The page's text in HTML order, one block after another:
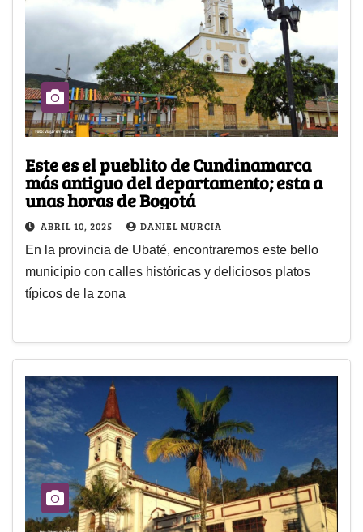
Este es el pueblito de Cundinamarca
más antiguo del departamento; esta a
unas horas de Bogotá
ABRIL 10, 2025 DANIEL MURCIA
En la provincia de Ubaté, encontraremos este bello
municipio con calles históricas y deliciosos platos
típicos de la zona